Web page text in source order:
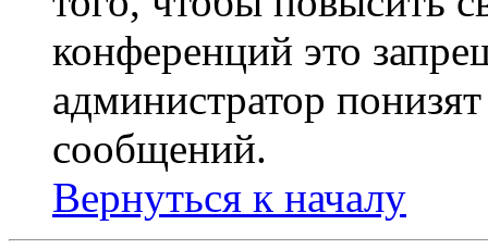
конференций это
администратор
сообщений.
Вернуться к началу